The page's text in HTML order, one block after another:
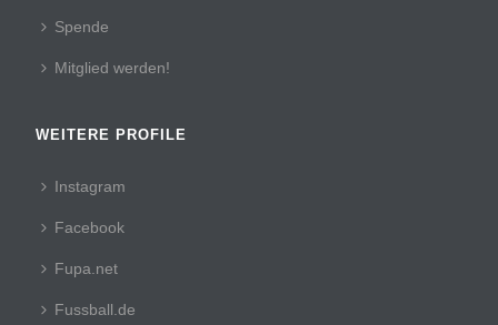
Spende
Mitglied werden!
WEITERE PROFILE
Instagram
Facebook
Fupa.net
Fussball.de